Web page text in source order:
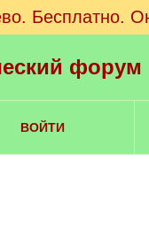
Бесплатно.
ВОЙТИ